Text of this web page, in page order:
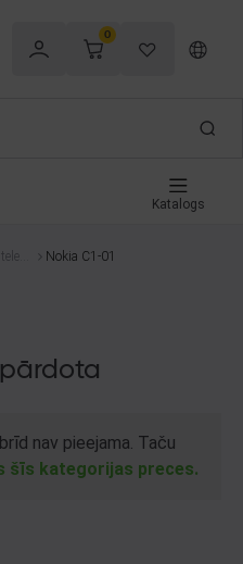
0
Katalogs
Nokia C1-01
nav pieejama. Taču
šīs kategorijas preces.